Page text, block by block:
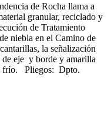
de Rocha llama a
granular, reciclado y
de Tratamiento
niebla en el Camino de
la señalización
eje y borde y amarilla
frío. Pliegos: Dpto.